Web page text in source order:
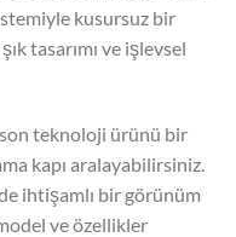
kusursuz bir
şık tasarımı ve işlevsel
son teknoloji ürünü bir
kapı aralayabilirsiniz.
ihtişamlı bir görünüm
ve özellikler